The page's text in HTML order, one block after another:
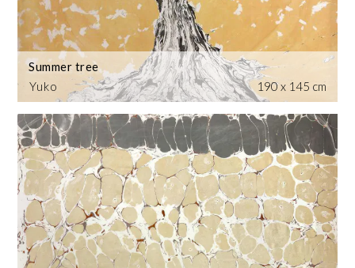
Yuko
Summer tree
190 x 145 cm